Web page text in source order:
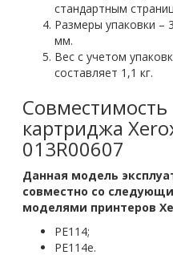
стандартным
Размеры упаковки –
мм.
Вес с учетом
составляет 1,1 кг.
картриджа
013R00607
Данная модель
совместно со
моделями принтеров
PE114;
PE114e.